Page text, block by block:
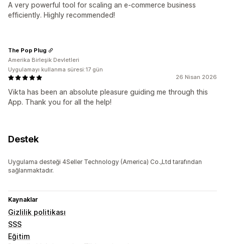
A very powerful tool for scaling an e-commerce business
efficiently. Highly recommended!
26 Nisan 2026
Vikta has been an absolute pleasure guiding me through this
App. Thank you for all the help!
The Pop Plug
Amerika Birleşik Devletleri
Uygulamayı kullanma süresi:17 gün
Destek
Uygulama desteği 4Seller Technology (America) Co.,Ltd tarafından
sağlanmaktadır.
Kaynaklar
Gizlilik politikası
SSS
Eğitim